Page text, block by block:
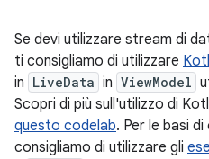
Se devi utilizzare stream di
ti consigliamo di utilizzare
in LiveData in ViewModel
Scopri di più sull'utilizzo di
questo codelab. Per le basi
consigliamo di utilizzare gli